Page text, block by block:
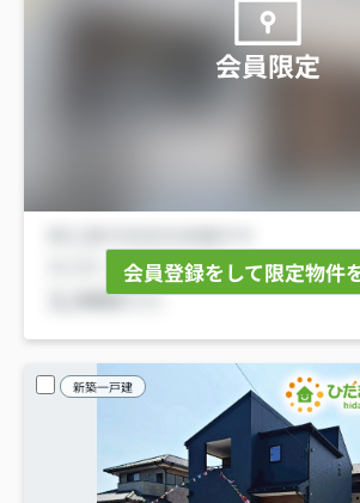
会員限定
会員登録をして限定物件
新築一戸建